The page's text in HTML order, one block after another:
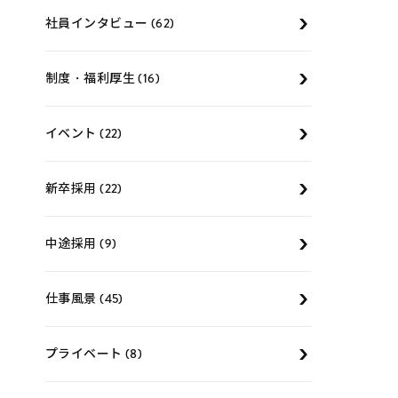
社員インタビュー (62)
制度・福利厚生 (16)
イベント (22)
新卒採用 (22)
中途採用 (9)
仕事風景 (45)
プライベート (8)